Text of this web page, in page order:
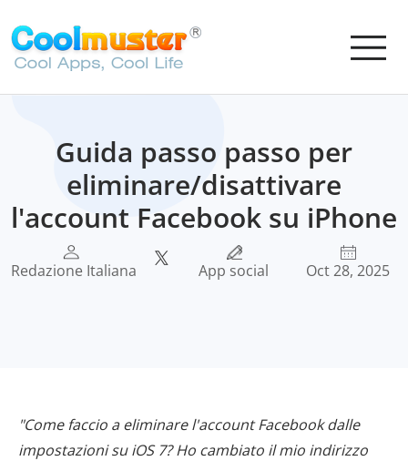
Guida passo passo per
eliminare/disattivare
l'account Facebook su iPhone
Redazione Italiana App social Oct 28, 2025
"Come faccio a eliminare l'account Facebook dalle
impostazioni su iOS 7? Ho cambiato il mio indirizzo